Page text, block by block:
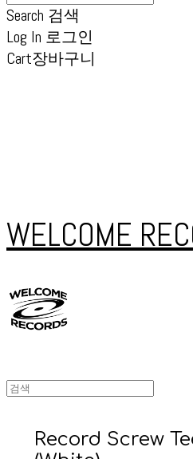
Search 검색
Log In 로그인
Cart장바구니
WELCOME
Record Screw